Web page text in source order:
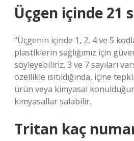
Üçgen içinde 21
“Üçgenin içinde 1, 2, 4 ve 5
plastiklerin sağlığımız için
söyleyebiliriz. 3 ve 7 sayıları
özellikle ısıtıldığında, içine
ürün veya kimyasal
kimyasallar salabilir.
Tritan kaç